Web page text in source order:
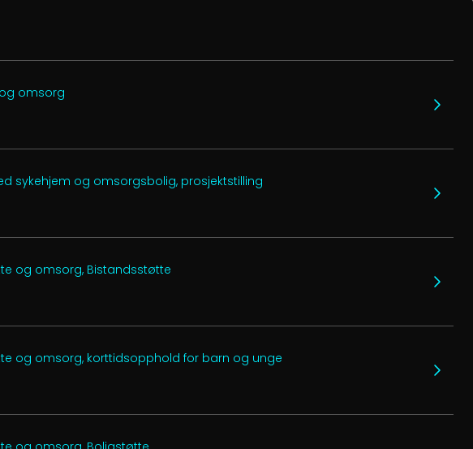
omsorg
sykehjem og omsorgsbolig, prosjektstilling
og omsorg, Bistandsstøtte
og omsorg, korttidsopphold for barn og unge